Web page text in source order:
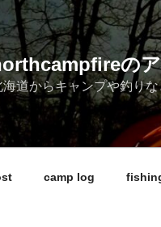
の
海道からキャンプや釣り
camp log